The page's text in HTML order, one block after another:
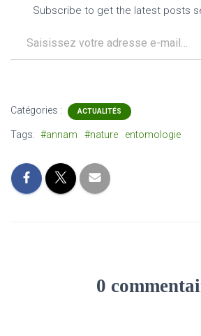
Subscribe to get the latest posts
Catégories : ACTUALITÉS
Tags: #annam #nature entomologie
0